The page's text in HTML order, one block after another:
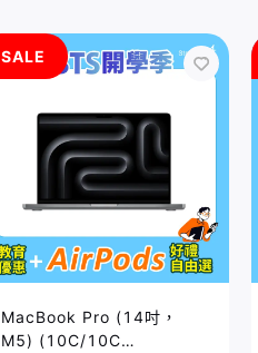
SALE
MacBook Pro (14吋，
M5) (10C/10C